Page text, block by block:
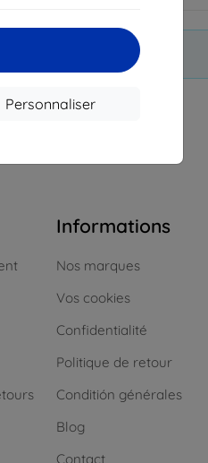
Personnaliser
Informations
Nos marques
Vos cookies
Confidentialité
Politique de retour
Conditión générales
Blog
Contact